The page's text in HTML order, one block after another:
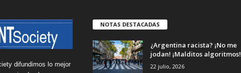
difundimos lo mejor
NOTAS DESTACADAS
¿Argentina racista? ¡No me
jodan! ¡Malditos algoritmos!
22 julio, 2026